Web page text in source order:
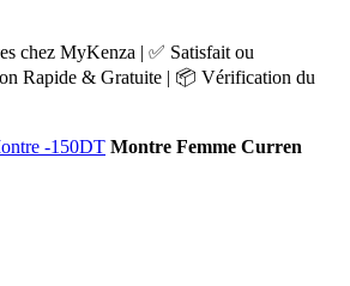
chez MyKenza | ✅ Satisfait ou
Rapide & Gratuite | 📦 Vérification du
-150DT Montre Femme Curren